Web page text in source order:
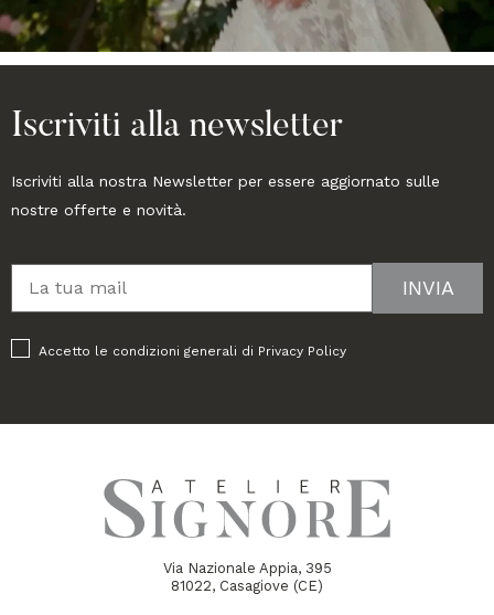
Iscriviti alla newsletter
Iscriviti alla nostra Newsletter per essere aggiornato sulle
nostre offerte e novità.
Accetto le condizioni generali di Privacy Policy
Via Nazionale Appia, 395
81022, Casagiove (CE)